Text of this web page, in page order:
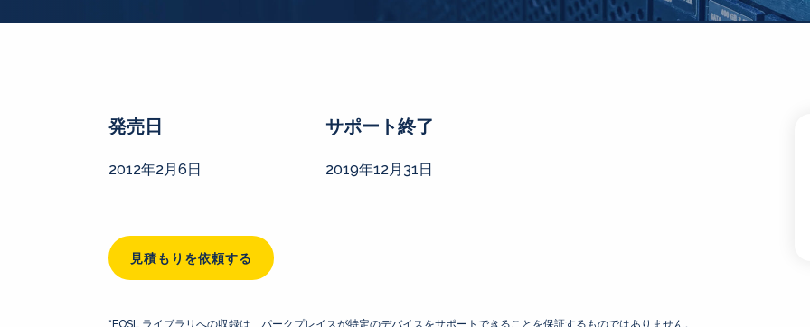
発売日
2012年2月6日
サポート終了
2019年12月31日
見積もりを依頼する
*EOSL ライブラリへの収録は、パークプレイスが特定のデバイスをサポートできることを保証するものではありません。